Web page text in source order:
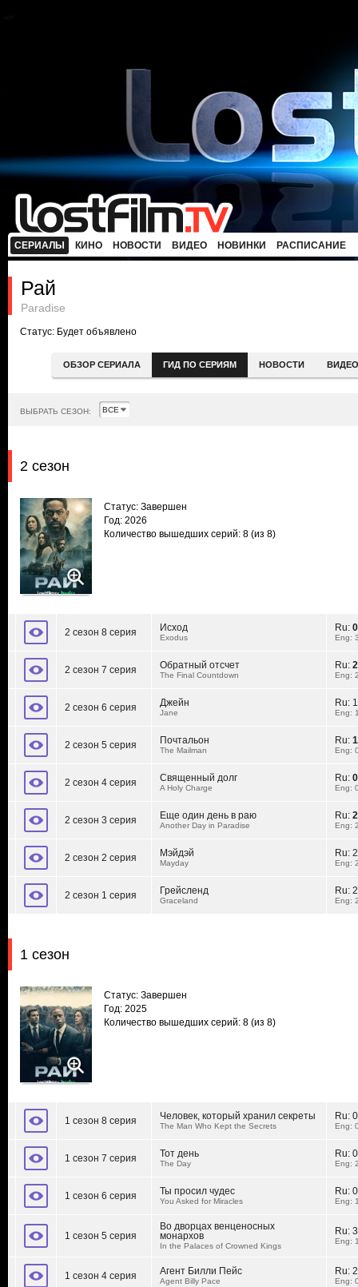
СЕРИАЛЫ КИНО НОВОСТИ ВИДЕО НОВИНКИ РАСПИСАНИЕ
Рай
Paradise
Статус: Будет объявлено
ОБЗОР СЕРИАЛА ГИД ПО СЕРИЯМ НОВОСТИ ВИДЕО
ВЫБРАТЬ СЕЗОН:
2 сезон
Статус: Завершен
Год: 2026
Количество вышедших серий: 8 (из 8)
2 сезон 8 серия Исход
Exodus
Ru:
Eng:
2 сезон 7 серия Обратный отсчет
The Final Countdown
Ru:
Eng:
2 сезон 6 серия Джейн
Jane
Ru:
Eng:
2 сезон 5 серия Почтальон
The Mailman
Ru:
Eng:
2 сезон 4 серия Священный долг
A Holy Charge
Ru:
Eng:
2 сезон 3 серия Еще один день в раю
Another Day in Paradise
Ru:
Eng:
2 сезон 2 серия Мэйдэй
Mayday
Ru:
Eng:
2 сезон 1 серия Грейсленд
Graceland
Ru:
Eng:
1 сезон
Статус: Завершен
Год: 2025
Количество вышедших серий: 8 (из 8)
1 сезон 8 серия Человек, который хранил секреты
The Man Who Kept the Secrets
Ru:
Eng:
1 сезон 7 серия Тот день
The Day
Ru:
Eng:
1 сезон 6 серия Ты просил чудес
You Asked for Miracles
Ru:
Eng:
1 сезон 5 серия
Во дворцах венценосных
монархов
In the Palaces of Crowned Kings
Ru:
Eng:
1 сезон 4 серия Агент Билли Пейс
Agent Billy Pace
Ru:
Eng: